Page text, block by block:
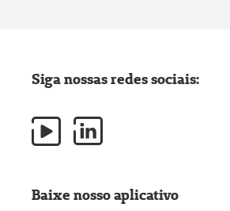
Siga nossas redes sociais:
Baixe nosso aplicativo